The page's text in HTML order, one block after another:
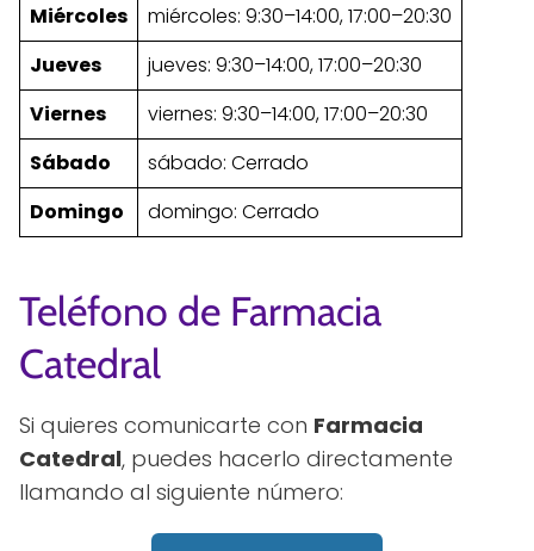
Miércoles
miércoles: 9:30–14:00, 17:00–20:30
Jueves
jueves: 9:30–14:00, 17:00–20:30
Viernes
viernes: 9:30–14:00, 17:00–20:30
Sábado
sábado: Cerrado
Domingo
domingo: Cerrado
Teléfono de Farmacia
Catedral
Si quieres comunicarte con Farmacia
Catedral, puedes hacerlo directamente
llamando al siguiente número: